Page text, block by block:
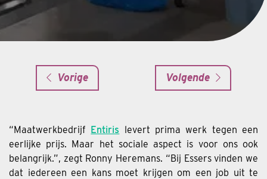
Vorige Volgende
“Maatwerkbedrijf Entiris levert prima werk tegen een
eerlijke prijs. Maar het sociale aspect is voor ons ook
belangrijk.”, zegt Ronny Heremans. “Bij Essers vinden we
dat iedereen een kans moet krijgen om een job uit te